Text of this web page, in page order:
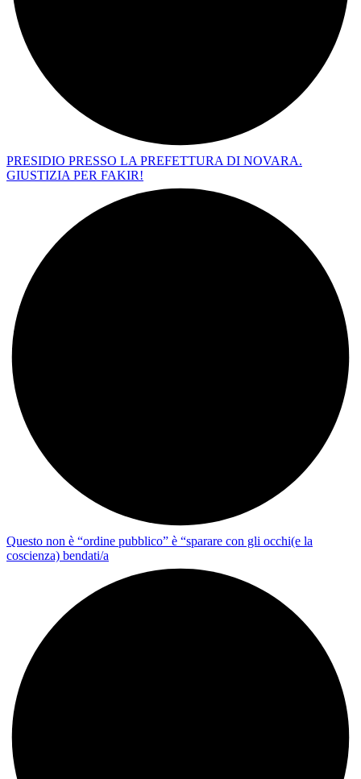
PRESIDIO PRESSO LA PREFETTURA DI NOVARA.
GIUSTIZIA PER FAKIR!
Questo non è “ordine pubblico” è “sparare con gli occhi(e la
coscienza) bendati/a